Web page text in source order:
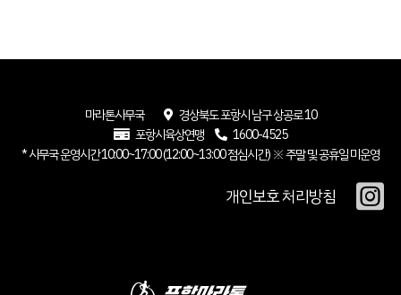
마라톤사무국
경상북도 포항시 남구 상공로 10
포항시육상연맹
1600-4525
* 사무국 운영시간 10:00~17:00 (12:00~13:00 점심시간) ※ 주말 및 공휴일 미운영
개인보호 처리방침